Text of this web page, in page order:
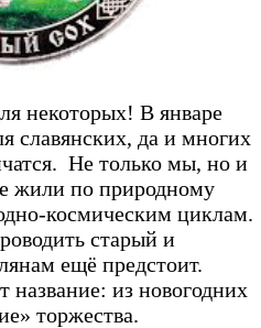
некоторых! В январе
славянских, да и многих
Не только мы, но и
жили по природному
космическим циклам.
старый и
ещё предстоит.
название: из новогодних
торжества.